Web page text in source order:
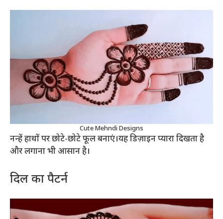
Cute Mehndi Designs
नन्हें हाथों पर छोटे-छोटे फूल बनाएं।यह डिज़ाइन प्यारा दिखता है
और लगाना भी आसान है।
दिल का पैटर्न